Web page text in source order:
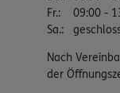
Fr.:
09:00 -
Sa.:
Nach
der